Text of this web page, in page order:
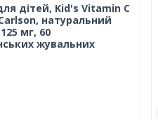
дітей, Kid's Vitamin C
натуральний
мг, 60
жувальних